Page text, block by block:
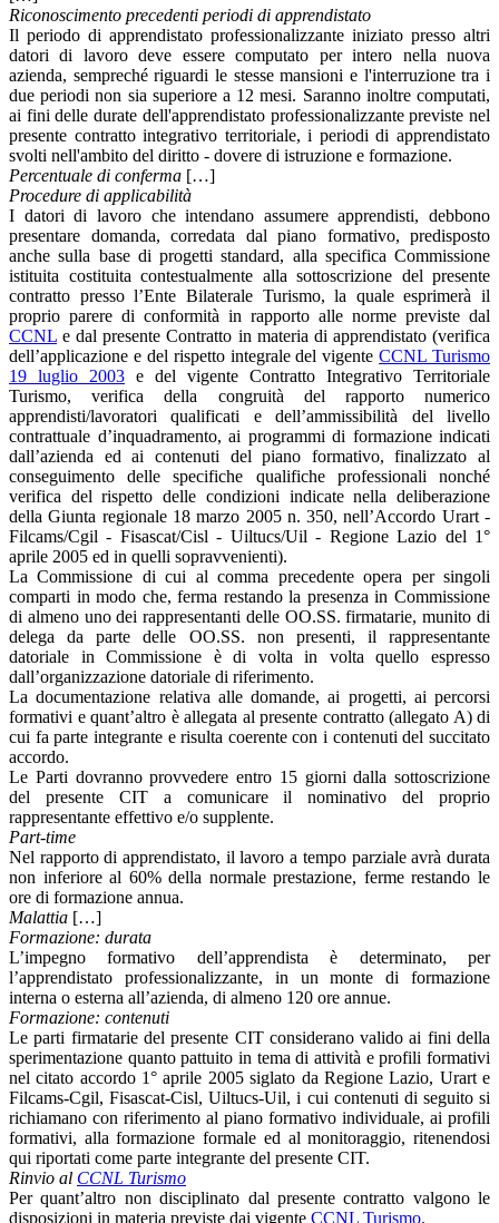
Riconoscimento precedenti periodi di apprendistato
Il periodo di apprendistato professionalizzante iniziato presso altri
datori di lavoro deve essere computato per intero nella nuova
azienda, sempreché riguardi le stesse mansioni e l'interruzione tra i
due periodi non sia superiore a 12 mesi. Saranno inoltre computati,
ai fini delle durate dell'apprendistato professionalizzante previste nel
presente contratto integrativo territoriale, i periodi di apprendistato
svolti nell'ambito del diritto - dovere di istruzione e formazione.
Percentuale di conferma […]
Procedure di applicabilità
I datori di lavoro che intendano assumere apprendisti, debbono
presentare domanda, corredata dal piano formativo, predisposto
anche sulla base di progetti standard, alla specifica Commissione
istituita costituita contestualmente alla sottoscrizione del presente
contratto presso l’Ente Bilaterale Turismo, la quale esprimerà il
proprio parere di conformità in rapporto alle norme previste dal
CCNL e dal presente Contratto in materia di apprendistato (verifica
dell’applicazione e del rispetto integrale del vigenteCCNL Turismo
19 luglio 2003 e del vigente Contratto Integrativo Territoriale
Turismo, verifica della congruità del rapporto numerico
apprendisti/lavoratori qualificati e dell’ammissibilità del livello
contrattuale d’inquadramento, ai programmi di formazione indicati
dall’azienda ed ai contenuti del piano formativo, finalizzato al
conseguimento delle specifiche qualifiche professionali nonché
verifica del rispetto delle condizioni indicate nella deliberazione
della Giunta regionale 18 marzo 2005 n. 350, nell’Accordo Urart -
Filcams/Cgil - Fisascat/Cisl - Uiltucs/Uil - Regione Lazio del 1°
aprile 2005 ed in quelli sopravvenienti).
La Commissione di cui al comma precedente opera per singoli
comparti in modo che, ferma restando la presenza in Commissione
di almeno uno dei rappresentanti delle OO.SS. firmatarie, munito di
delega da parte delle OO.SS. non presenti, il rappresentante
datoriale in Commissione è di volta in volta quello espresso
dall’organizzazione datoriale di riferimento.
La documentazione relativa alle domande, ai progetti, ai percorsi
formativi e quant’altro è allegata al presente contratto (allegato A) di
cui fa parte integrante e risulta coerente con i contenuti del succitato
accordo.
Le Parti dovranno provvedere entro 15 giorni dalla sottoscrizione
del presente CIT a comunicare il nominativo del proprio
rappresentante effettivo e/o supplente.
Part-time
Nel rapporto di apprendistato, il lavoro a tempo parziale avrà durata
non inferiore al 60% della normale prestazione, ferme restando le
ore di formazione annua.
Malattia […]
Formazione: durata
L’impegno formativo dell’apprendista è determinato, per
l’apprendistato professionalizzante, in un monte di formazione
interna o esterna all’azienda, di almeno 120 ore annue.
Formazione: contenuti
Le parti firmatarie del presente CIT considerano valido ai fini della
sperimentazione quanto pattuito in tema di attività e profili formativi
nel citato accordo 1° aprile 2005 siglato da Regione Lazio, Urart e
Filcams-Cgil, Fisascat-Cisl, Uiltucs-Uil, i cui contenuti di seguito si
richiamano con riferimento al piano formativo individuale, ai profili
formativi, alla formazione formale ed al monitoraggio, ritenendosi
qui riportati come parte integrante del presente CIT.
Rinvio al CCNL Turismo
Per quant’altro non disciplinato dal presente contratto valgono le
disposizioni in materia previste dai vigente CCNL Turismo.